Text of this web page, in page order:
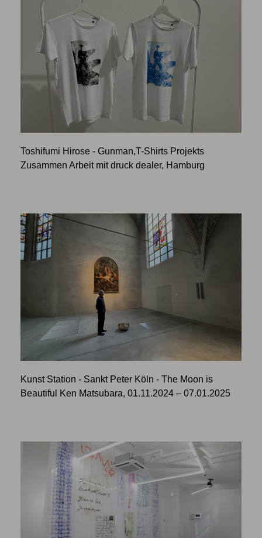
Toshifumi Hirose - Gunman,T-Shirts Projekts
Zusammen Arbeit mit druck dealer, Hamburg
Kunst Station - Sankt Peter Köln - The Moon is
Beautiful Ken Matsubara, 01.11.2024 – 07.01.2025